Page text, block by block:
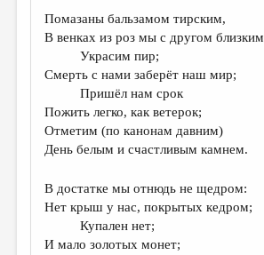
ТРЕДИАКОВСКИЙ
ВКОНТАКТЕ
Помазаны бальзамом тирским,
В венках из роз мы с другом близким
Украсим пир;
Смерть с нами заберёт наш мир;
Пришёл нам срок
Пожить легко, как ветерок;
Отметим (по канонам давним)
День белым и счастливым камнем.
В достатке мы отнюдь не щедром:
Нет крыш у нас, покрытых кедром;
Купален нет;
И мало золотых монет;